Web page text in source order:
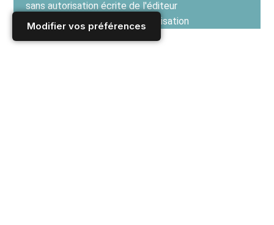
Modifier vos préférences
sans autorisation écrite de l'éditeur
Voir les Conditions générales d'utilisation